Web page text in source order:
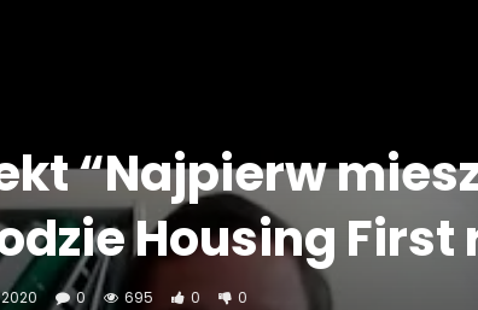
“Najpierw
Housing First
2020 0 695 0 0